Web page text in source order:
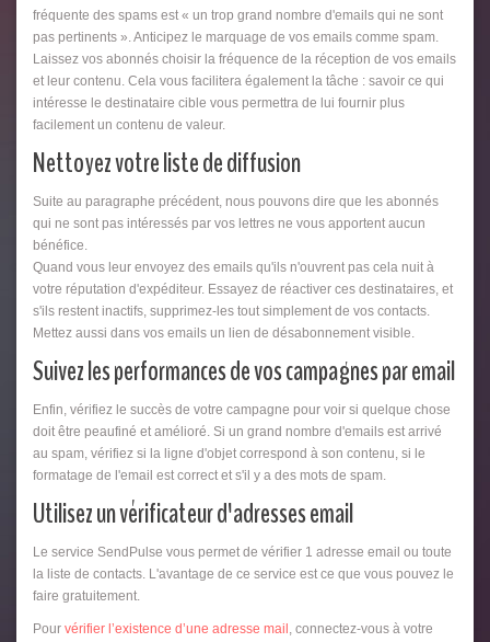
fréquente des spams est « un trop grand nombre d'emails qui ne sont
pas pertinents ». Anticipez le marquage de vos emails comme spam.
Laissez vos abonnés choisir la fréquence de la réception de vos emails
et leur contenu. Cela vous facilitera également la tâche : savoir ce qui
intéresse le destinataire cible vous permettra de lui fournir plus
facilement un contenu de valeur.
Nettoyez votre liste de diffusion
Suite au paragraphe précédent, nous pouvons dire que les abonnés
qui ne sont pas intéressés par vos lettres ne vous apportent aucun
bénéfice.
Quand vous leur envoyez des emails qu'ils n'ouvrent pas cela nuit à
votre réputation d'expéditeur. Essayez de réactiver ces destinataires, et
s'ils restent inactifs, supprimez-les tout simplement de vos contacts.
Mettez aussi dans vos emails un lien de désabonnement visible.
Suivez les performances de vos campagnes par email
Enfin, vérifiez le succès de votre campagne pour voir si quelque chose
doit être peaufiné et amélioré. Si un grand nombre d'emails est arrivé
au spam, vérifiez si la ligne d'objet correspond à son contenu, si le
formatage de l'email est correct et s'il y a des mots de spam.
Utilisez un vérificateur d'adresses email
Le service SendPulse vous permet de vérifier 1 adresse email ou toute
la liste de contacts. L'avantage de ce service est ce que vous pouvez le
faire gratuitement.
Pour vérifier l’existence d’une adresse mail , connectez-vous à votre